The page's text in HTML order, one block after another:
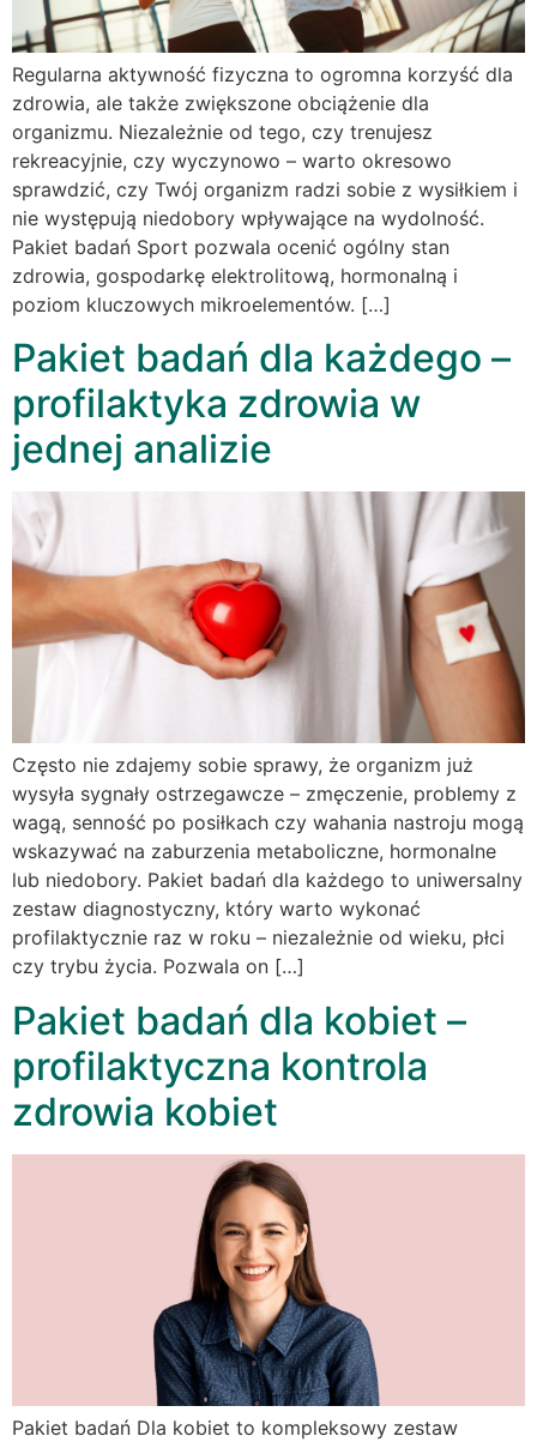
Regularna aktywność fizyczna to ogromna korzyść dla
zdrowia, ale także zwiększone obciążenie dla
organizmu. Niezależnie od tego, czy trenujesz
rekreacyjnie, czy wyczynowo – warto okresowo
sprawdzić, czy Twój organizm radzi sobie z wysiłkiem i
nie występują niedobory wpływające na wydolność.
Pakiet badań Sport pozwala ocenić ogólny stan
zdrowia, gospodarkę elektrolitową, hormonalną i
poziom kluczowych mikroelementów. […]
Pakiet badań dla każdego –
profilaktyka zdrowia w
jednej analizie
Często nie zdajemy sobie sprawy, że organizm już
wysyła sygnały ostrzegawcze – zmęczenie, problemy z
wagą, senność po posiłkach czy wahania nastroju mogą
wskazywać na zaburzenia metaboliczne, hormonalne
lub niedobory. Pakiet badań dla każdego to uniwersalny
zestaw diagnostyczny, który warto wykonać
profilaktycznie raz w roku – niezależnie od wieku, płci
czy trybu życia. Pozwala on […]
Pakiet badań dla kobiet –
profilaktyczna kontrola
zdrowia kobiet
Pakiet badań Dla kobiet to kompleksowy zestaw